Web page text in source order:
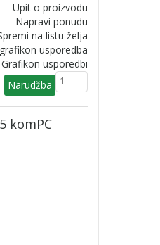
Upit o proizvodu
Napravi ponudu
na listu želja
usporedba
usporedbi
komPC